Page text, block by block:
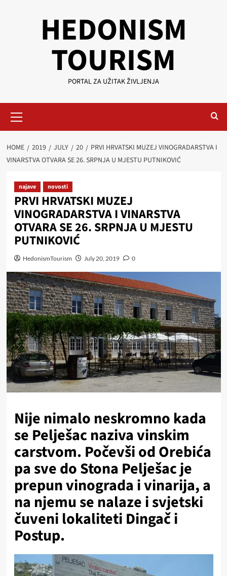
HEDONISM
TOURISM
PORTAL ZA UŽITAK ŽIVLJENJA
Menu
HOME 2019 JULY 20
PRVI HRVATSKI MUZEJ VINOGRADARSTVA I
VINARSTVA OTVARA SE 26. SRPNJA U MJESTU PUTNIKOVIĆ
najave novosti
PRVI HRVATSKI MUZEJ
VINOGRADARSTVA I VINARSTVA
OTVARA SE 26. SRPNJA U MJESTU
PUTNIKOVIĆ
HedonismTourism July 20, 2019 0
Nije nimalo neskromno kada
se Pelješac naziva vinskim
carstvom. Počevši od Orebića
pa sve do Stona Pelješac je
prepun vinograda i vinarija, a
na njemu se nalaze i svjetski
čuveni lokaliteti Dingač i
Postup.